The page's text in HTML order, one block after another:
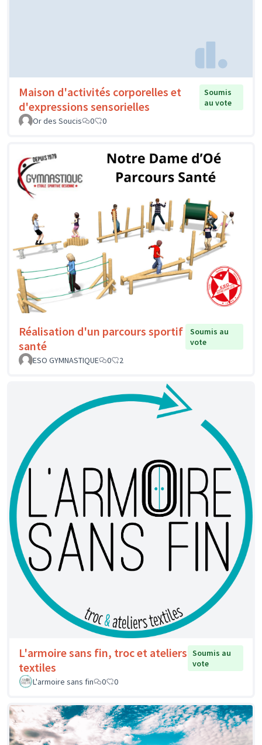
Maison d'activités corporelles et
d'expressions sensorielles
Soumis
au vote
Or des Soucis
0 0
Réalisation d'un parcours sportif
santé
Soumis au
vote
ESO GYMNASTIQUE
0 2
L'armoire sans fin, troc et ateliers
textiles
Soumis au
vote
L'armoire sans fin
0 0